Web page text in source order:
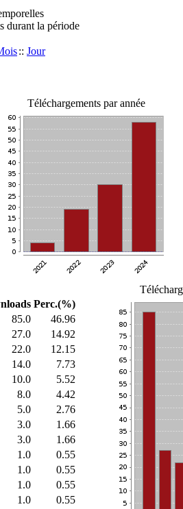
durant la période
:: Jour
Téléchargements par année
Perc.(%)
85.0
46.96
27.0
14.92
22.0
12.15
14.0
7.73
10.0
5.52
8.0
4.42
5.0
2.76
3.0
1.66
3.0
1.66
1.0
0.55
1.0
0.55
1.0
0.55
1.0
0.55